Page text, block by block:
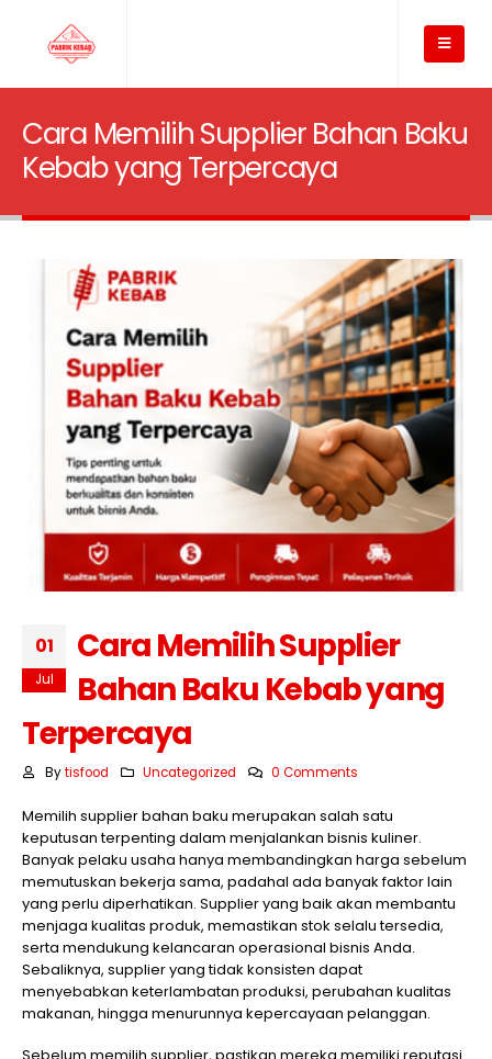
Cara Memilih Supplier Bahan Baku
Kebab yang Terpercaya
01
Jul
Cara Memilih Supplier
Bahan Baku Kebab yang
Terpercaya
By tisfood Uncategorized 0 Comments
Memilih supplier bahan baku merupakan salah satu
keputusan terpenting dalam menjalankan bisnis kuliner.
Banyak pelaku usaha hanya membandingkan harga sebelum
memutuskan bekerja sama, padahal ada banyak faktor lain
yang perlu diperhatikan. Supplier yang baik akan membantu
menjaga kualitas produk, memastikan stok selalu tersedia,
serta mendukung kelancaran operasional bisnis Anda.
Sebaliknya, supplier yang tidak konsisten dapat
menyebabkan keterlambatan produksi, perubahan kualitas
makanan, hingga menurunnya kepercayaan pelanggan.